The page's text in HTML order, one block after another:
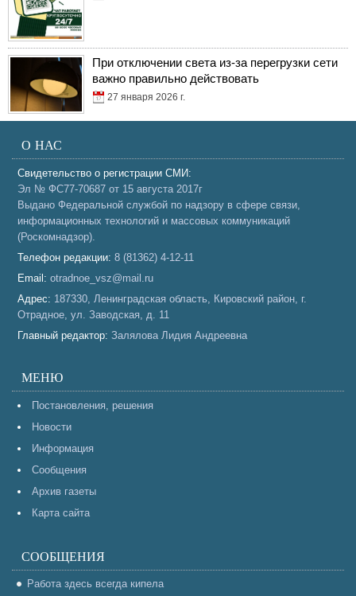
При отключении света из-за перегрузки сети
важно правильно действовать
27 января 2026 г.
О НАС
Свидетельство о регистрации СМИ:
Эл № ФС77-70687 от 15 августа 2017г
Выдано Федеральной службой по надзору в сфере связи,
информационных технологий и массовых коммуникаций
(Роскомнадзор).
Телефон редакции: 8 (81362) 4-12-11
Email: otradnoe_vsz@mail.ru
Адрес: 187330, Ленинградская область, Кировский район, г.
Отрадное, ул. Заводская, д. 11
Главный редактор: Залялова Лидия Андреевна
МЕНЮ
Постановления, решения
Новости
Информация
Сообщения
Архив газеты
Карта сайта
СООБЩЕНИЯ
Работа здесь всегда кипела